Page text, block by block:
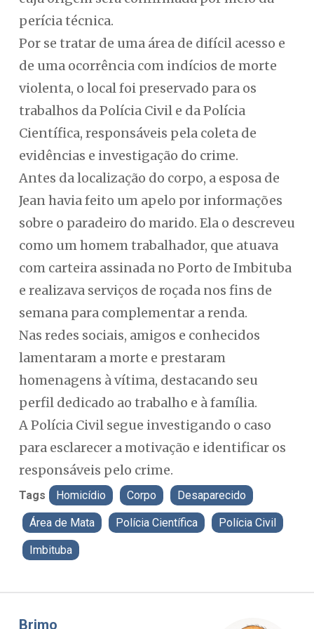
perícia técnica.
Por se tratar de uma área de difícil acesso e
de uma ocorrência com indícios de morte
violenta, o local foi preservado para os
trabalhos da Polícia Civil e da Polícia
Científica, responsáveis pela coleta de
evidências e investigação do crime.
Antes da localização do corpo, a esposa de
Jean havia feito um apelo por informações
sobre o paradeiro do marido. Ela o descreveu
como um homem trabalhador, que atuava
com carteira assinada no Porto de Imbituba
e realizava serviços de roçada nos fins de
semana para complementar a renda.
Nas redes sociais, amigos e conhecidos
lamentaram a morte e prestaram
homenagens à vítima, destacando seu
perfil dedicado ao trabalho e à família.
A Polícia Civil segue investigando o caso
para esclarecer a motivação e identificar os
responsáveis pelo crime.
Tags Homicídio Corpo Desaparecido
Área de Mata Polícia Científica Polícia Civil
Imbituba
Misael Elias